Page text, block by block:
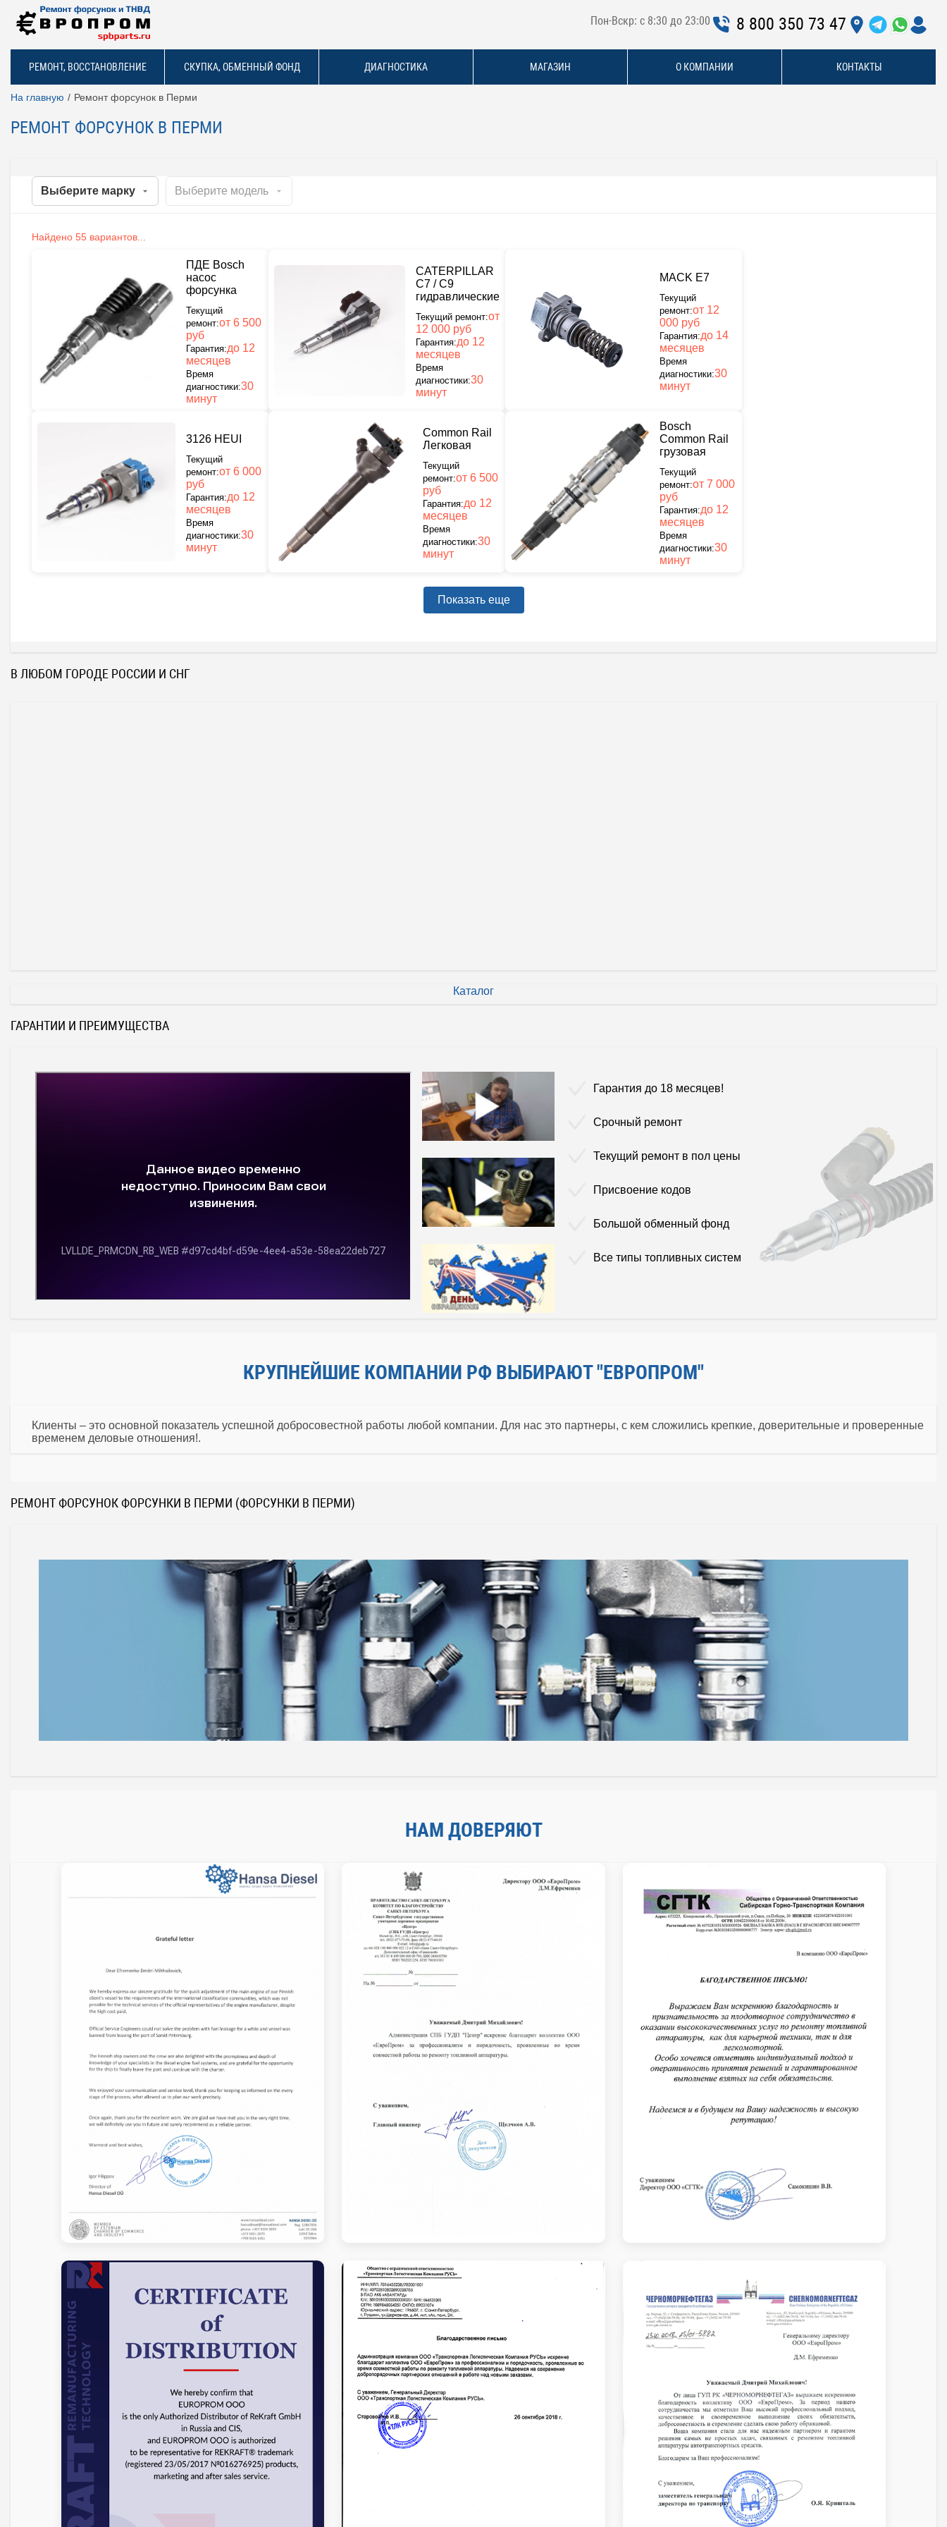
Пон-Вскр: с 8:30 до 23:00 8 800 350 73 47
РЕМОНТ, ВОССТАНОВЛЕНИЕ СКУПКА, ОБМЕННЫЙ ФОНД ДИАГНОСТИКА МАГАЗИН О КОМПАНИИ КОНТАКТЫ
На главную Ремонт форсунок в Перми
РЕМОНТ ФОРСУНОК В ПЕРМИ
Найдено 55 вариантов...
ПДЕ Bosch
насос
форсунка
Текущий
ремонт:от 6 500
руб
Гарантия:до 12
месяцев
Время
диагностики:30
минут
CATERPILLAR
C7 / C9
гидравлические
Текущий ремонт:от
12 000 руб
Гарантия:до 12
месяцев
Время
диагностики:30
минут
MACK E7
Текущий
ремонт:от 12
000 руб
Гарантия:до 14
месяцев
Время
диагностики:30
минут
3126 HEUI
Текущий
ремонт:от 6 000
руб
Гарантия:до 12
месяцев
Время
диагностики:30
минут
Common Rail
Легковая
Текущий
ремонт:от 6 500
руб
Гарантия:до 12
месяцев
Время
диагностики:30
минут
Bosch
Common Rail
грузовая
Текущий
ремонт:от 7 000
руб
Гарантия:до 12
месяцев
Время
диагностики:30
минут
Показать еще
В ЛЮБОМ ГОРОДЕ РОССИИ И СНГ
Каталог
ГАРАНТИИ И ПРЕИМУЩЕСТВА
Гарантия до 18 месяцев!
Срочный ремонт
Текущий ремонт в пол цены
Присвоение кодов
Большой обменный фонд
Все типы топливных систем
КРУПНЕЙШИЕ КОМПАНИИ РФ ВЫБИРАЮТ "ЕВРОПРОМ"
Клиенты – это основной показатель успешной добросовестной работы любой компании. Для нас это партнеры, с кем сложились крепкие, доверительные и проверенные
временем деловые отношения!.
РЕМОНТ ФОРСУНОК ФОРСУНКИ В ПЕРМИ (ФОРСУНКИ В ПЕРМИ)
НАМ ДОВЕРЯЮТ